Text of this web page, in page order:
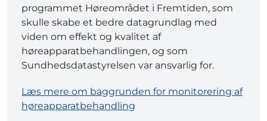
programmet Høreområdet i Fremtiden, som
skulle skabe et bedre datagrundlag med
viden om effekt og kvalitet af
høreapparatbehandlingen, og som
Sundhedsdatastyrelsen var ansvarlig for.
Læs mere om baggrunden for monitorering af
høreapparatbehandling